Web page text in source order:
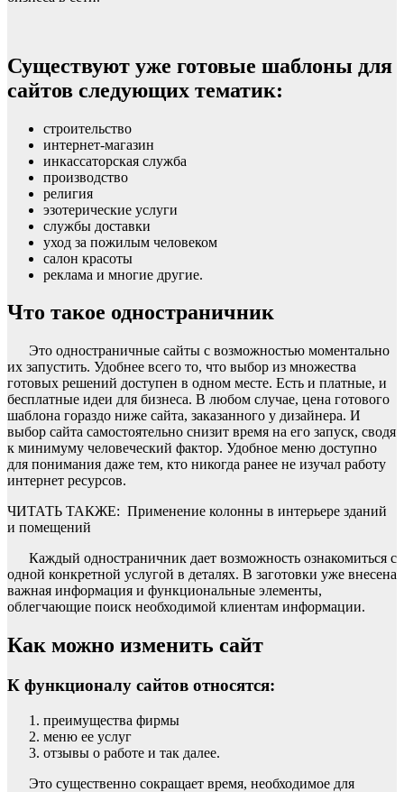
Существуют уже готовые шаблоны для
сайтов следующих тематик:
строительство
интернет-магазин
инкассаторская служба
производство
религия
эзотерические услуги
службы доставки
уход за пожилым человеком
салон красоты
реклама и многие другие.
Что такое одностраничник
Это одностраничные сайты с возможностью моментально
их запустить. Удобнее всего то, что выбор из множества
готовых решений доступен в одном месте. Есть и платные, и
бесплатные идеи для бизнеса. В любом случае, цена готового
шаблона гораздо ниже сайта, заказанного у дизайнера. И
выбор сайта самостоятельно снизит время на его запуск, сводя
к минимуму человеческий фактор. Удобное меню доступно
для понимания даже тем, кто никогда ранее не изучал работу
интернет ресурсов.
ЧИТАТЬ ТАКЖЕ: Применение колонны в интерьере зданий
и помещений
Каждый одностраничник дает возможность ознакомиться с
одной конкретной услугой в деталях. В заготовки уже внесена
важная информация и функциональные элементы,
облегчающие поиск необходимой клиентам информации.
Как можно изменить сайт
К функционалу сайтов относятся:
преимущества фирмы
меню ее услуг
отзывы о работе и так далее.
Это существенно сокращает время, необходимое для